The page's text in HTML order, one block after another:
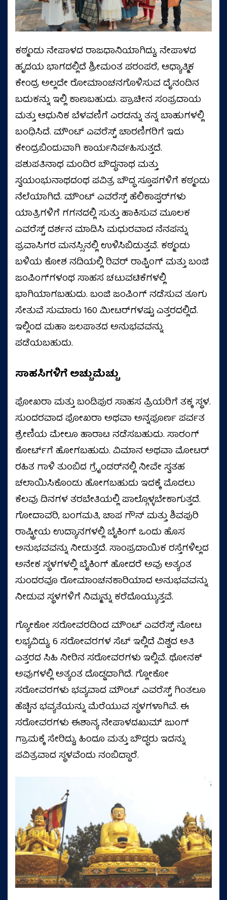
ಕಠ್ಮಂಡು ನೇಪಾಳದ ರಾಜಧಾನಿಯಾಗಿದ್ದು, ನೇಪಾಳದ
ಹೃದಯ ಭಾಗದಲ್ಲಿದೆ ಶ್ರೀಮಂತ ಪರಂಪರೆ, ಆಧ್ಯಾತ್ಮಿಕ
ಕೇಂದ್ರ ಅಲ್ಲದೇ ರೋಮಾಂಚನಗೊಳಿಸುವ ದೈನಂದಿನ
ಬದುಕನ್ನು ಇಲ್ಲಿ ಕಾಣಬಹುದು. ಪ್ರಾಚೀನ ಸಂಪ್ರದಾಯ
ಮತ್ತು ಆಧುನಿಕ ಬೆಳವಣಿಗೆ ಎರಡನ್ನು ತನ್ನ ಬಾಹುಗಳಲ್ಲಿ
ಬಂಧಿಸಿದೆ. ಮೌಂಟ್ ಎವರೆಸ್ಟ್ ಚಾರಣಿಗರಿಗೆ ಇದು
ಕೇಂದ್ರಬಿಂದುವಾಗಿ ಕಾರ್ಯನಿರ್ವಹಿಸುತ್ತದೆ.
ಪಶುಪತಿನಾಥ ಮಂದಿರ ಬೌದ್ಧನಾಥ ಮತ್ತು
ಸ್ವಯಂಭುನಾಥದಂಥ ಪವಿತ್ರ ಬೌದ್ಧ ಸ್ತೂಪಗಳಿಗೆ ಕಠ್ಮಂಡು
ನೆಲೆಯಾಗಿದೆ. ಮೌಂಟ್ ಎವರೆಸ್ಟ್ ಹೆಲಿಕಾಪ್ಟರ್‌ಗಳು
ಯಾತ್ರಿಗಳಿಗೆ ಗಗನದಲ್ಲಿ ಸುತ್ತು ಹಾಕಿಸುವ ಮೂಲಕ
ಎವರೆಸ್ಟ್ ದರ್ಶನ ಮಾಡಿಸಿ ಮಧುರವಾದ ನೆನಪನ್ನು
ಪ್ರವಾಸಿಗರ ಮನಸ್ಸಿನಲ್ಲಿ ಉಳಿಸಿಬಿಡುತ್ತವೆ. ಕಠ್ಮಂಡು
ಬಳಿಯ ಕೋಶ ನದಿಯಲ್ಲಿ ರಿವರ್ ರಾಫ್ಟಿಂಗ್ ಮತ್ತು ಬಂಜಿ
ಜಂಪಿಂಗ್‌ಗಳಂಥ ಸಾಹಸ ಚಟುವಟಿಕೆಗಳಲ್ಲಿ
ಭಾಗಿಯಾಗಬಹುದು. ಬಂಜಿ ಜಂಪಿಂಗ್ ನಡೆಸುವ ತೂಗು
ಸೇತುವೆ ಸುಮಾರು 160 ಮೀಟರ್‌ಗಳಷ್ಟು ಎತ್ತರದಲ್ಲಿದೆ.
ಇಲ್ಲಿಂದ ಮಹಾ ಜಲಪಾತದ ಅನುಭವವನ್ನು
ಪಡೆಯಬಹುದು.
ಸಾಹಸಿಗಳಿಗೆ ಅಚ್ಚುಮೆಚ್ಚು
ಪೋಖರಾ ಮತ್ತು ಬಂಡಿಪುರ ಸಾಹಸ ಪ್ರಿಯರಿಗೆ ತಕ್ಕ ಸ್ಥಳ.
ಸುಂದರವಾದ ಪೋಖರಾ ಅಥವಾ ಅನ್ನಪೂರ್ಣ ಪರ್ವತ
ಶ್ರೇಣಿಯ ಮೇಲೂ ಹಾರಾಟ ನಡೆಸಬಹುದು. ಸಾರಂಗ್
ಕೋರ್ಟ್‌ಗೆ ಹೋಗಬಹುದು. ವಿಮಾನ ಅಥವಾ ಮೋಟರ್
ರಹಿತ ಗಾಳಿ ತುಂಬಿದ ಗ್ರೈಂಡರ್‌ನಲ್ಲಿ ನೀವೇ ಸ್ವತಹ
ಚಲಾಯಿಸಿಕೊಂಡು ಹೋಗಬಹುದು ಇದಕ್ಕೆ ಮೊದಲು
ಕೆಲವು ದಿನಗಳ ತರಬೇತಿಯಲ್ಲಿ ಪಾಲ್ಗೊಳ್ಳಬೇಕಾಗುತ್ತದೆ.
ಗೋದಾವರಿ, ಬಂಗಮತಿ, ಚಾಪ ಗೌನ್ ಮತ್ತು ಶಿವಪುರಿ
ರಾಷ್ಟ್ರೀಯ ಉದ್ಯಾನಗಳಲ್ಲಿ ಬೈಕಿಂಗ್ ಒಂದು ಹೊಸ
ಅನುಭವವನ್ನು ನೀಡುತ್ತದೆ. ಸಾಂಪ್ರದಾಯಿಕ ರಸ್ತೆಗಳಿಲ್ಲದ
ಅನೇಕ ಸ್ಥಳಗಳಲ್ಲಿ ಬೈಕಿಂಗ್ ಹೋದರೆ ಅವು ಅತ್ಯಂತ
ಸುಂದರವೂ ರೋಮಾಂಚನಕಾರಿಯಾದ ಅನುಭವವನ್ನು
ನೀಡುವ ಸ್ಥಳಗಳಿಗೆ ನಿಮ್ಮನ್ನು ಕರೆದೊಯ್ಯುತ್ತವೆ.
ಗ್ಯೋಕೋ ಸರೋವರದಿಂದ ಮೌಂಟ್ ಎವರೆಸ್ಟ್ ನೋಟ
ಲಭ್ಯವಿದ್ದು, 6 ಸರೋವರಗಳ ಸೆಟ್ ಇಲ್ಲಿದೆ ವಿಶ್ವದ ಅತಿ
ಎತ್ತರದ ಸಿಹಿ ನೀರಿನ ಸರೋವರಗಳು ಇಲ್ಲಿವೆ. ಥೋನಕ್
ಅವುಗಳಲ್ಲಿ ಅತ್ಯಂತ ದೊಡ್ಡದಾಗಿದೆ. ಗ್ಲೋಕೋ
ಸರೋವರಗಳು ಭವ್ಯವಾದ ಮೌಂಟ್ ಎವರೆಸ್ಟ್ ಗಿಂತಲೂ
ಹೆಚ್ಚಿನ ಭವ್ಯತೆಯನ್ನು ಮೆರೆಯುವ ಸ್ಥಳಗಳಾಗಿವೆ. ಈ
ಸರೋವರಗಳು ಈಶಾನ್ಯ ನೇಪಾಳದಖುಮ್ ಜುಂಗ್
ಗ್ರಾಮಕ್ಕೆ ಸೇರಿದ್ದು, ಹಿಂದೂ ಮತ್ತು ಬೌದ್ಧರು ಇದನ್ನು
ಪವಿತ್ರವಾದ ಸ್ಥಳವೆಂದು ನಂಬಿದ್ದಾರೆ.